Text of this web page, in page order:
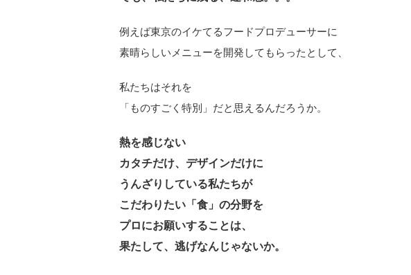
例えば東京のイケてるフードプロデューサーに
素晴らしいメニューを開発してもらったとして、
私たちはそれを
「ものすごく特別」だと思えるんだろうか。
熱を感じない
カタチだけ、デザインだけに
うんざりしている私たちが
こだわりたい「食」の分野を
プロにお願いすることは、
果たして、逃げなんじゃないか。